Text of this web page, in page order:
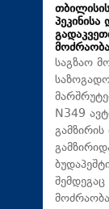
საგზაო
N349